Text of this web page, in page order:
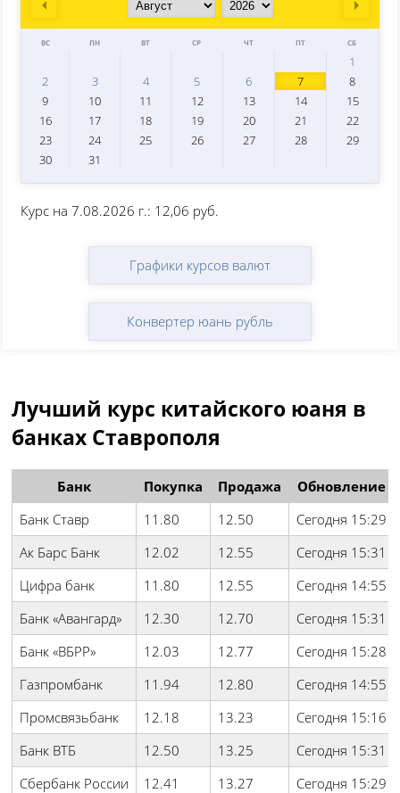
Prev Next
ВС ПН ВТ СР ЧТ ПТ СБ
1
2
3 4 5 6 7
8
9
10 11 12 13 14
15
16
17 18 19 20 21
22
23
24 25 26 27 28
29
30
31
Курс на 7.08.2026 г.: 12,06 руб.
Графики курсов валют
Конвертер юань рубль
Лучший курс китайского юаня в
банках Ставрополя
Банк Покупка Продажа
Обновление
Банк Ставр
11.80 12.50
Сегодня 15:29
Ак Барс Банк
12.02 12.55
Сегодня 15:31
Цифра банк
11.80 12.55
Сегодня 14:55
Банк «Авангард»
12.30 12.70
Сегодня 15:31
Банк «ВБРР»
12.03 12.77
Сегодня 15:28
Газпромбанк
11.94 12.80
Сегодня 14:55
Промсвязьбанк
12.18 13.23
Сегодня 15:16
Банк ВТБ
12.50 13.25
Сегодня 15:31
Сбербанк России
12.41 13.27
Сегодня 15:29